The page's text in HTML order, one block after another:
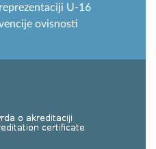
U-16
ovisnosti